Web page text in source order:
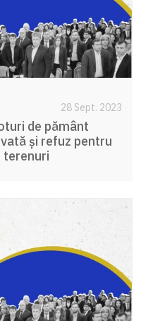
28 Sept. 2023
de pământ
și refuz pentru
terenuri